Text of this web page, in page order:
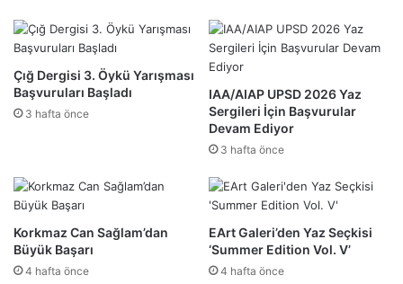
Çığ Dergisi 3. Öykü Yarışması
Başvuruları Başladı
3 hafta önce
IAA/AIAP UPSD 2026 Yaz
Sergileri İçin Başvurular
Devam Ediyor
3 hafta önce
Korkmaz Can Sağlam’dan
Büyük Başarı
4 hafta önce
EArt Galeri’den Yaz Seçkisi
‘Summer Edition Vol. V’
4 hafta önce